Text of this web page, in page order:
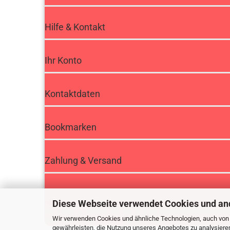
Diese Webseite verwendet Cookies und
Wir verwenden Cookies und ähnliche Technologien, auch
gewährleisten, die Nutzung unseres Angebotes zu
Hilfe & Kontakt
Ihr Konto
Kontaktdaten
Bookmarken
Zahlung & Versand
Impressum |AGB|Datenschutz|Widerrufsbelehrung
Internetshop bei Gambio.de© 2015 Gambio